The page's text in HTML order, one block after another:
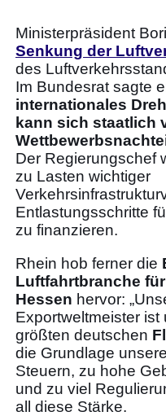
Ministerpräsident
Senkung der
des
Im Bundesrat sagte
internationales
kann sich staatlich
Der Regierungschef
zu Lasten wichtiger
Entlastungsschritte
zu finanzieren.
Rhein hob ferner die
Luftfahrtbranche
Hessen hervor:
Exportweltmeister
größten deutschen
die Grundlage
Steuern, zu hohe
und zu viel
all diese Stärke.